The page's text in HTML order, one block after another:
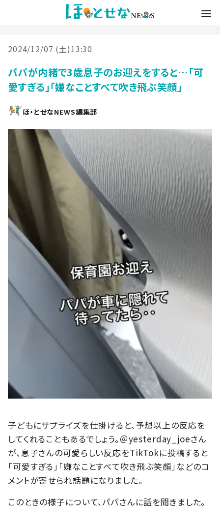
2024/12/07 (土)13:30
パパが内緒で3歳息子のお迎えをすると…「可
愛すぎる」「嫌なことすべて吹き飛ぶ笑顔」
ほ・とせなNEWS編集部
子どもにサプライズを仕掛けると、予想以上の反応を
してくれることもあるでしょう。＠yesterday_joeさん
が、息子さんの可愛らしい反応をTikTokに投稿すると
「可愛すぎる」「嫌なことすべて吹き飛ぶ笑顔」などのコ
メントが寄せられ話題になりました。
このときの様子について、パパさんに話を聞きました。